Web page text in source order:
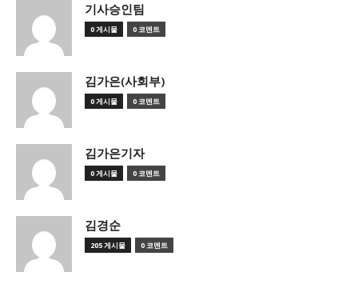
기사승인팀
0 게시물 0 코멘트
김가은(사회부)
0 게시물 0 코멘트
김가은기자
0 게시물 0 코멘트
김경순
205 게시물 0 코멘트